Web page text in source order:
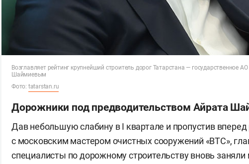
Возглавляет рейтинг крупнейший строитель дорог Татарстана — государственное
Шаймиевым
Фото: tatarstan.ru
Дорожники под предводительством Айрата
Дав небольшую слабину в I квартале и пропустив
с московским мастером очистных сооружений «ВТС»,
специалисты по дорожному строительству вновь заняли